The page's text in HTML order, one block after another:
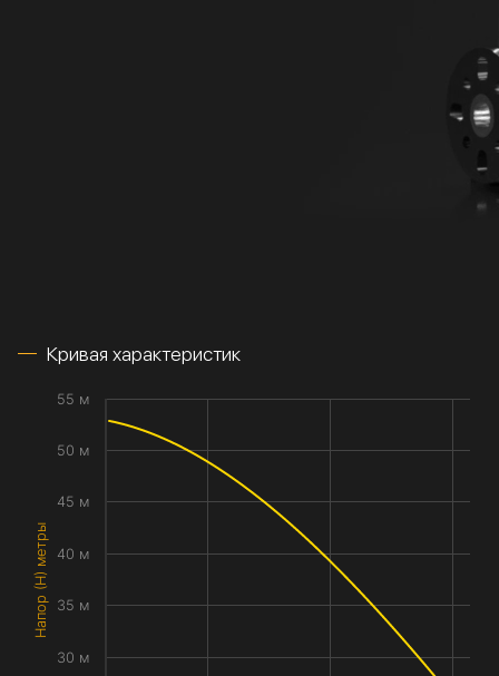
Кривая характеристик
Напор (H) метры
30 м
35 м
40 м
45 м
50 м
55 м